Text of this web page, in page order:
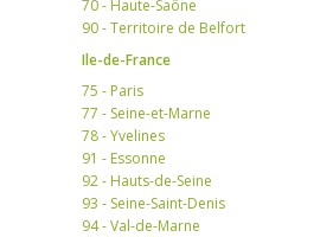
70 - Haute-Saône
90 - Territoire de Belfort
Ile-de-France
75 - Paris
77 - Seine-et-Marne
78 - Yvelines
91 - Essonne
92 - Hauts-de-Seine
93 - Seine-Saint-Denis
94 - Val-de-Marne